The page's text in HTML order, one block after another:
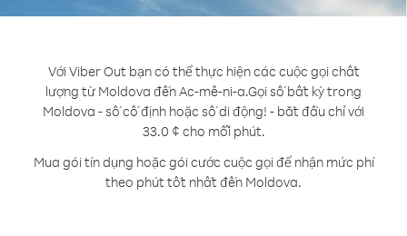
Với Viber Out bạn có thể thực hiện các cuộc gọi chất
lượng từ Moldova đến Ac-mê-ni-a.Gọi số bất kỳ trong
Moldova - số cố định hoặc số di động! - bắt đầu chỉ với
33.0 ¢ cho mỗi phút.
Mua gói tín dụng hoặc gói cước cuộc gọi để nhận mức phí
theo phút tốt nhất đến Moldova.